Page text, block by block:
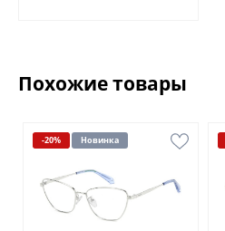
Похожие товары
-20% Новинка